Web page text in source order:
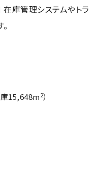
在庫管理システムやトラ
庫15,648m2）